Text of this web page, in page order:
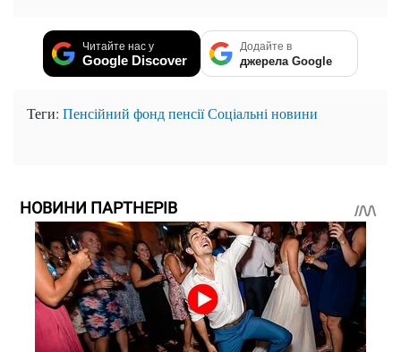
Читайте нас у
Google Discover
Додайте в
джерела Google
Теги: Пенсійний фондпенсіїСоціальні новини
НОВИНИ ПАРТНЕРІВ